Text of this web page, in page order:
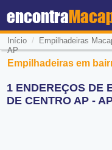
encontra
Início / Empilhadeiras
AP
Empilhadeiras em
1 ENDEREÇOS DE
DE CENTRO AP -